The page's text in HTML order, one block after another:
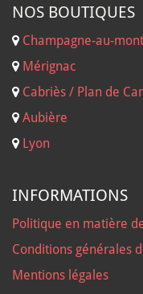
NOS BOUTIQUES
Champagne-au-
Mérignac
Cabriès / Plan de
Aubière
Lyon
INFORMATIONS
Politique en matière
Conditions générales
Mentions légales